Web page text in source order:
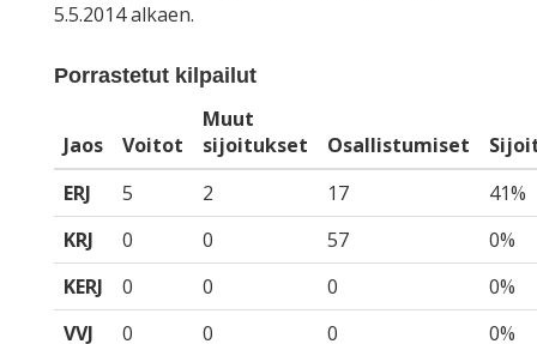
5.5.2014 alkaen.
Porrastetut kilpailut
Jaos Voitot
Muut
sijoitukset
Osallistumiset
ERJ
5 2 17
41%
KRJ
0 0 57
0%
KERJ
0 0 0
0%
VVJ
0 0 0
0%